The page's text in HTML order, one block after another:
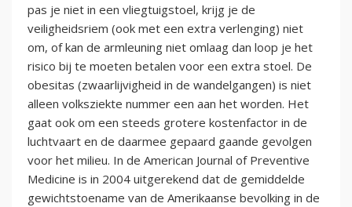
pas je niet in een vliegtuigstoel, krijg je de
veiligheidsriem (ook met een extra verlenging) niet
om, of kan de armleuning niet omlaag dan loop je het
risico bij te moeten betalen voor een extra stoel. De
obesitas (zwaarlijvigheid in de wandelgangen) is niet
alleen volksziekte nummer een aan het worden. Het
gaat ook om een steeds grotere kostenfactor in de
luchtvaart en de daarmee gepaard gaande gevolgen
voor het milieu. In de American Journal of Preventive
Medicine is in 2004 uitgerekend dat de gemiddelde
gewichtstoename van de Amerikaanse bevolking in de